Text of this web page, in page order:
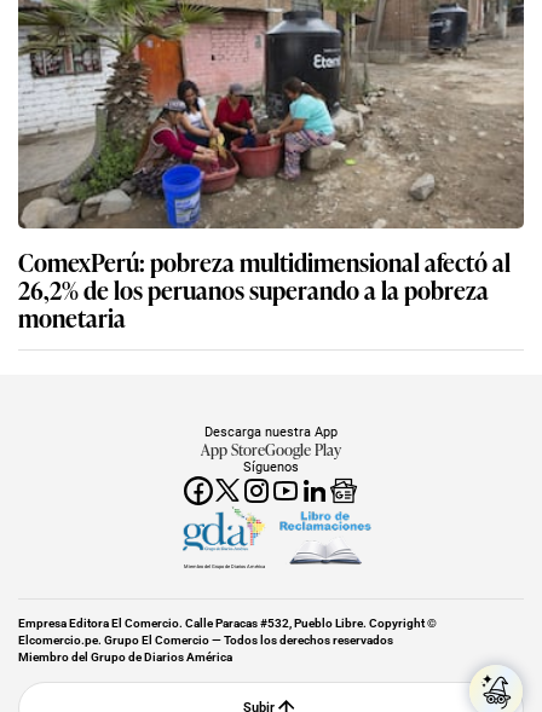
ComexPerú: pobreza multidimensional afectó al
26,2% de los peruanos superando a la pobreza
monetaria
Síguenos
Descarga nuestra App
App StoreGoogle Play
Miembro del Grupo de Diarios América
Empresa Editora El Comercio. Calle Paracas #532, Pueblo Libre. Copyright ©
Elcomercio.pe. Grupo El Comercio — Todos los derechos reservados
Miembro del Grupo de Diarios América
Subir